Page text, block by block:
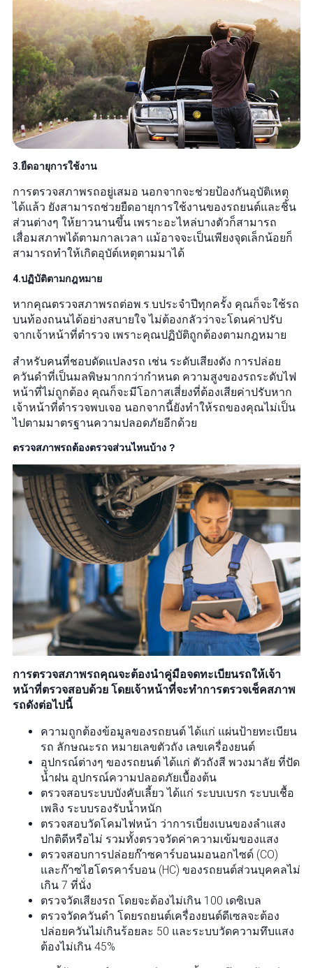
3.ยืดอายุการใช้งาน
การตรวจสภาพรถอยู่เสมอ นอกจากจะช่วยป้องกันอุบัติเหตุ
ได้แล้ว ยังสามารถช่วยยืดอายุการใช้งานของรถยนต์และชิ้น
ส่วนต่างๆ ให้ยาวนานขึ้น เพราะอะไหล่บางตัวก็สามารถ
เสื่อมสภาพได้ตามกาลเวลา แม้อาจจะเป็นเพียงจุดเล็กน้อยก็
สามารถทำให้เกิดอุบัต์เหตุตามมาได้
4.ปฏิบัติตามกฎหมาย
หากคุณตรวจสภาพรถต่อพ.ร.บประจำปีทุกครั้ง คุณก็จะใช้รถ
บนท้องถนนได้อย่างสบายใจ ไม่ต้องกลัวว่าจะโดนค่าปรับ
จากเจ้าหน้าที่ตำรวจ เพราะคุณปฏิบัติถูกต้องตามกฎหมาย
สำหรับคนที่ชอบดัดแปลงรถ เช่น ระดับเสียงดัง การปล่อย
ควันดำที่เป็นมลพิษมากกว่ากำหนด ความสูงของรถระดับไฟ
หน้าที่ไม่ถูกต้อง คุณก็จะมีโอกาสเสี่ยงที่ต้องเสียค่าปรับหาก
เจ้าหน้าที่ตำรวจพบเจอ นอกจากนี้ยังทำให้รถของคุณไม่เป็น
ไปตามมาตรฐานความปลอดภัยอีกด้วย
ตรวจสภาพรถต้องตรวจส่วนไหนบ้าง ?
การตรวจสภาพรถคุณจะต้องนำคู่มือจดทะเบียนรถให้เจ้า
หน้าที่ตรวจสอบด้วย โดยเจ้าหน้าที่จะทำการตรวจเช็คสภาพ
รถดังต่อไปนี้
ความถูกต้องข้อมูลของรถยนต์ ได้แก่ แผ่นป้ายทะเบียน
รถ ลักษณะรถ หมายเลขตัวถัง เลขเครื่องยนต์
อุปกรณ์ต่างๆ ของรถยนต์ ได้แก่ ตัวถังสี พวงมาลัย ที่ปัด
น้ำฝน อุปกรณ์ความปลอดภัยเบื้องต้น
ตรวจสอบระบบบังคับเลี้ยว ได้แก่ ระบบเบรก ระบบเชื้อ
เพลิง ระบบรองรับน้ำหนัก
ตรวจสอบวัดโคมไฟหน้า ว่าการเบี่ยงเบนของลำแสง
ปกติดีหรือไม่ รวมทั้งตรวจวัดค่าความเข้มของแสง
ตรวจสอบการปล่อยก๊าซคาร์บอนมอนอกไซด์ (CO)
และก๊าซไฮโดรคาร์บอน (HC) ของรถยนต์ส่วนบุคคลไม่
เกิน 7 ที่นั่ง
ตรวจวัดเสียงรถ โดยจะต้องไม่เกิน 100 เดซิเบล
ตรวจวัดควันดำ โดยรถยนต์เครื่องยนต์ดีเซลจะต้อง
ปล่อยควันไม่เกินร้อยละ 50 และระบบวัดความทึบแสง
ต้องไม่เกิน 45%